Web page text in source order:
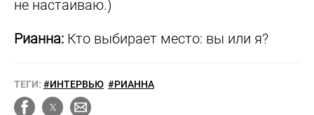
не настаиваю.)
Рианна: Кто выбирает место: вы или я?
ТЕГИ: #ИНТЕРВЬЮ #РИАННА